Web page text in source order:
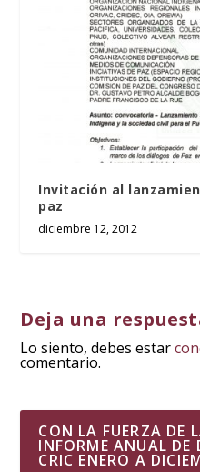
Invitación al
paz
diciembre 12, 2012
Deja una
Lo siento, debes estar
comentario.
CON LA FUERZA DE
INFORME ANUAL DE
CRIC ENERO A